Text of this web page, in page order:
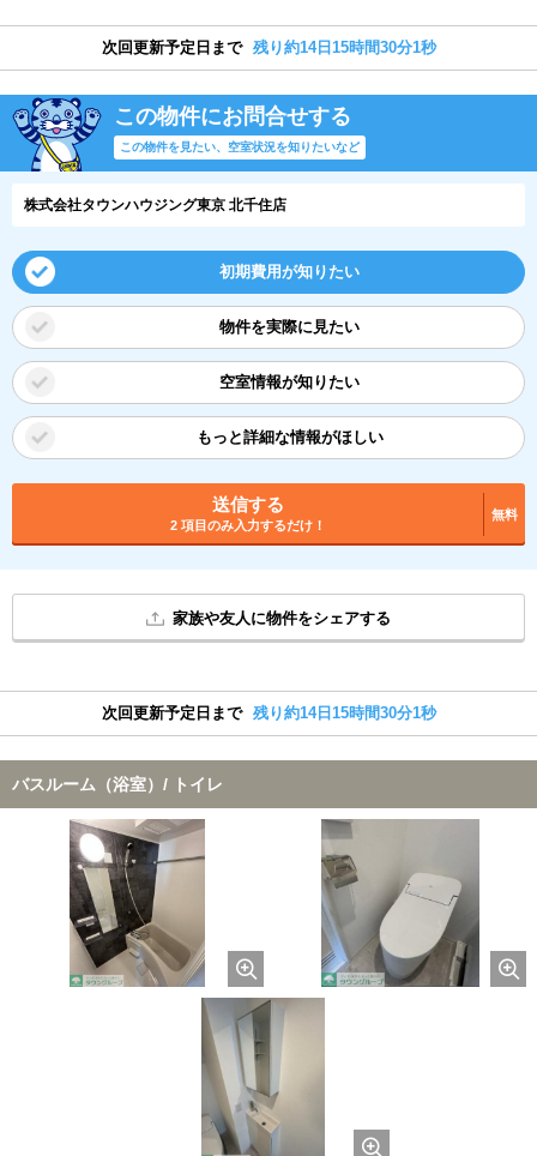
次回更新予定日まで 残り約14日15時間30分0秒
この物件にお問合せする
この物件を見たい、空室状況を知りたいなど
株式会社タウンハウジング東京 北千住店
初期費用が知りたい
物件を実際に見たい
空室情報が知りたい
もっと詳細な情報がほしい
送信する
2 項目のみ入力するだけ！
無料
家族や友人に物件をシェアする
次回更新予定日まで 残り約14日15時間30分0秒
バスルーム（浴室）/ トイレ